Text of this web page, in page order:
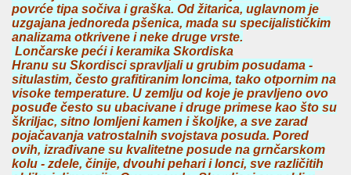
povrće tipa sočiva i graška. Od žitarica, uglavnom je
uzgajana jednoreda pšenica, mada su specijalističkim
analizama otkrivene i neke druge vrste.
Lončarske peći i keramika Skordiska
Hranu su Skordisci spravljali u grubim posudama -
situlastim, često grafitiranim loncima, tako otpornim na
visoke temperature. U zemlju od koje je pravljeno ovo
posuđe često su ubacivane i druge primese kao što su
škriljac, sitno lomljeni kamen i školjke, a sve zarad
pojačavanja vatrostalnih svojstava posuda. Pored
ovih, izrađivane su kvalitetne posude na grnčarskom
kolu - zdele, činije, dvouhi pehari i lonci, sve različitih